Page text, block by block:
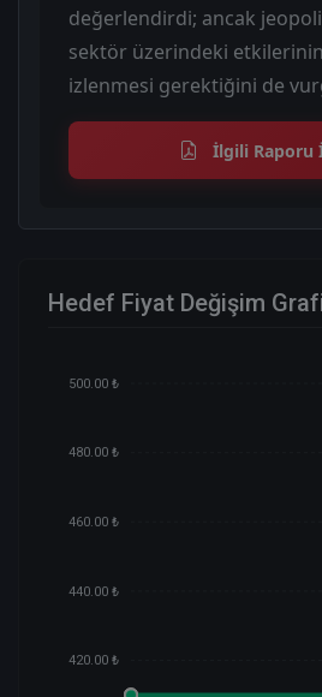
değerlendirdi; ancak
sektör üzerindeki
izlenmesi gerektiğini de
İlgili Raporu
Hedef Fiyat Değişim
500.00 ₺
480.00 ₺
460.00 ₺
440.00 ₺
420.00 ₺